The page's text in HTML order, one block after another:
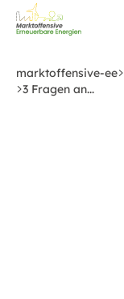
Zum
Hauptinhalt
marktoffensive-ee
3 Fragen an...